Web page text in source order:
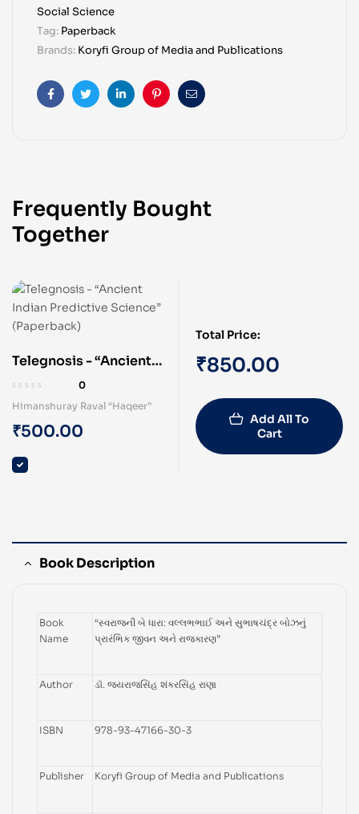
Social Science
Tag: Paperback
Brands: Koryfi Group of Media and Publications
FacebookTwitterLinkedinPinterest
Email
Frequently Bought
Together
Telegnosis - “Ancient
Indian Predictive
Science” (Paperback)
0
Himanshuray Raval “Haqeer”
₹500.00
Total Price:
₹850.00
Add All To
Cart
Book Description
Book
Name
“સ્વરાજની બે ધારા: વલ્લભભાઈ અને સુભાષચંદ્ર બોઝનું
પ્રારંભિક જીવન અને રાજકારણ”
Author ડૉ. જયરાજસિંહ શંકરસિંહ રાણા
ISBN 978-93-47166-30-3
Publisher Koryfi Group of Media and Publications